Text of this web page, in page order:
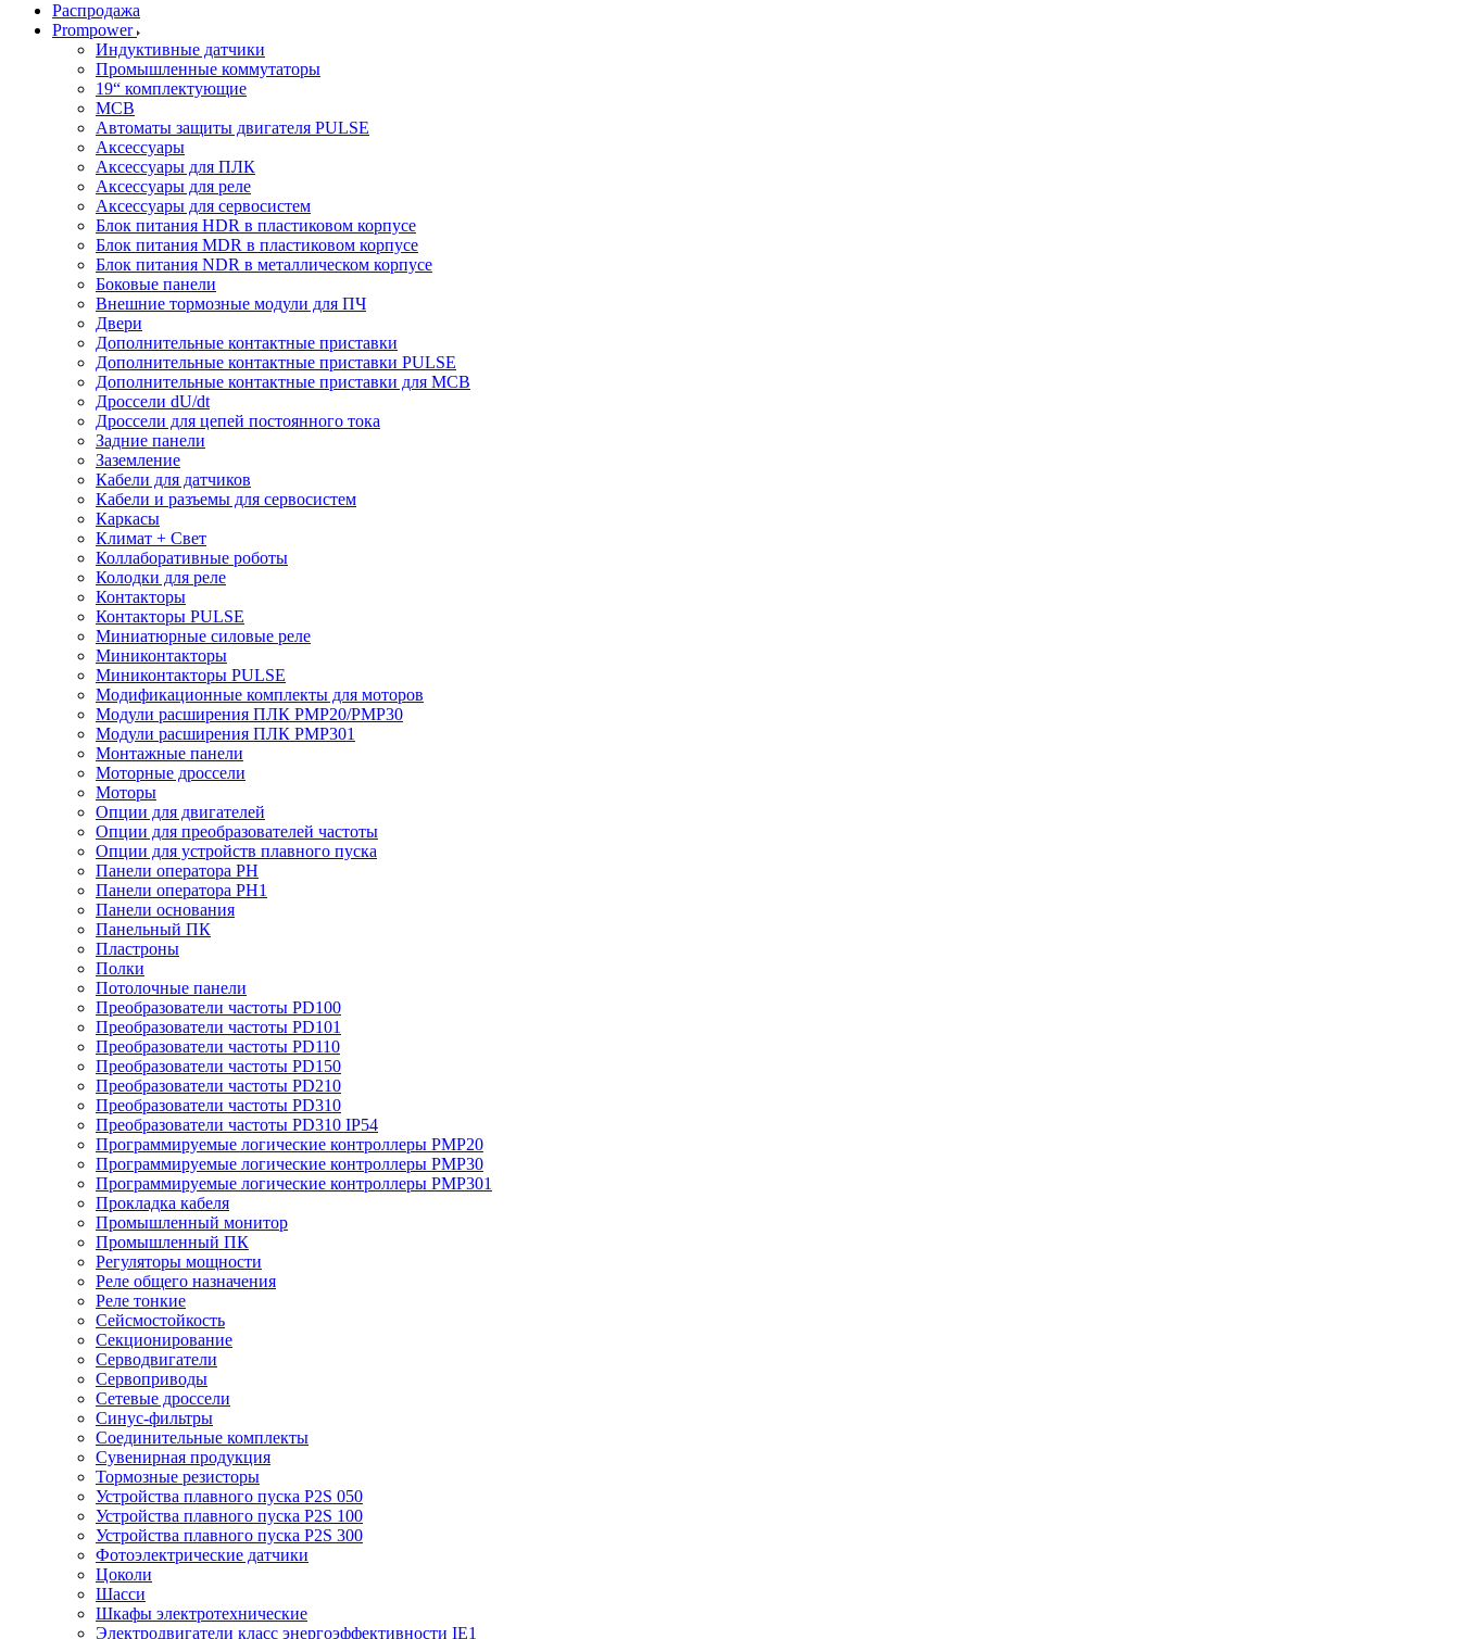
Распродажа
Prompower
Индуктивные датчики
Промышленные коммутаторы
19“ комплектующие
MCB
Автоматы защиты двигателя PULSE
Аксессуары
Аксессуары для ПЛК
Аксессуары для реле
Аксессуары для сервосистем
Блок питания HDR в пластиковом корпусе
Блок питания MDR в пластиковом корпусе
Блок питания NDR в металлическом корпусе
Боковые панели
Внешние тормозные модули для ПЧ
Двери
Дополнительные контактные приставки
Дополнительные контактные приставки PULSE
Дополнительные контактные приставки для MCB
Дроссели dU/dt
Дроссели для цепей постоянного тока
Задние панели
Заземление
Кабели для датчиков
Кабели и разъемы для сервосистем
Каркасы
Климат + Свет
Коллаборативные роботы
Колодки для реле
Контакторы
Контакторы PULSE
Миниатюрные силовые реле
Миниконтакторы
Миниконтакторы PULSE
Модификационные комплекты для моторов
Модули расширения ПЛК PMP20/PMP30
Модули расширения ПЛК PMP301
Монтажные панели
Моторные дроссели
Моторы
Опции для двигателей
Опции для преобразователей частоты
Опции для устройств плавного пуска
Панели оператора PH
Панели оператора PH1
Панели основания
Панельный ПК
Пластроны
Полки
Потолочные панели
Преобразователи частоты PD100
Преобразователи частоты PD101
Преобразователи частоты PD110
Преобразователи частоты PD150
Преобразователи частоты PD210
Преобразователи частоты PD310
Преобразователи частоты PD310 IP54
Программируемые логические контроллеры PMP20
Программируемые логические контроллеры PMP30
Программируемые логические контроллеры PMP301
Прокладка кабеля
Промышленный монитор
Промышленный ПК
Регуляторы мощности
Реле общего назначения
Реле тонкие
Сейсмостойкость
Секционирование
Серводвигатели
Сервоприводы
Сетевые дроссели
Синус-фильтры
Соединительные комплекты
Сувенирная продукция
Тормозные резисторы
Устройства плавного пуска P2S 050
Устройства плавного пуска P2S 100
Устройства плавного пуска P2S 300
Фотоэлектрические датчики
Цоколи
Шасси
Шкафы электротехнические
Электродвигатели класс энергоэффективности IE1